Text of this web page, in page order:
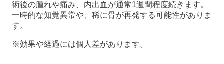
術後の腫れや痛み、内出血が通常1週間程度続きます。
一時的な知覚異常や、稀に骨が再発する可能性がありま
す。
※効果や経過には個人差があります。